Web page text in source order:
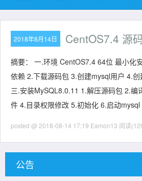
2018年8月14日 CentOS7.4 源
摘要： 一.环境 CentOS7.4 64位 最小化
依赖 2.下载源码包 3.创建mysql用户 4.
三.安装MySQL8.0.11 1.解压源码包 2.编
件 4.目录权限修改 5.初始化 6.启动
posted @ 2018-08-14 17:19 Eamon13 阅读
公告